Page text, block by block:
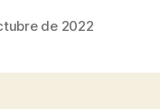
de 2022